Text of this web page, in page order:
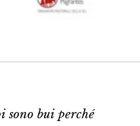
sono bui perché